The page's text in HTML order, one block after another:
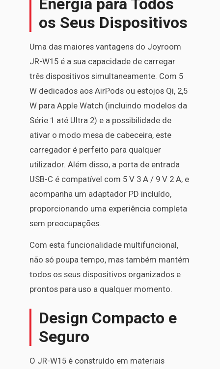
os Seus Dispositivos
Uma das maiores vantagens do Joyroom
JR-W15 é a sua capacidade de carregar
três dispositivos simultaneamente. Com 5
W dedicados aos AirPods ou estojos Qi, 2,5
W para Apple Watch (incluindo modelos da
Série 1 até Ultra 2) e a possibilidade de
ativar o modo mesa de cabeceira, este
carregador é perfeito para qualquer
utilizador. Além disso, a porta de entrada
USB-C é compatível com 5 V 3 A / 9 V 2 A, e
acompanha um adaptador PD incluído,
proporcionando uma experiência completa
sem preocupações.
Com esta funcionalidade multifuncional,
não só poupa tempo, mas também mantém
todos os seus dispositivos organizados e
prontos para uso a qualquer momento.
Design Compacto e
Seguro
O JR-W15 é construído em materiais